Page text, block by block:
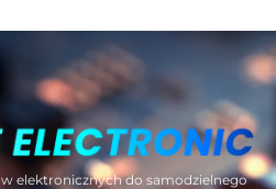
elektronicznych do samodzielnego